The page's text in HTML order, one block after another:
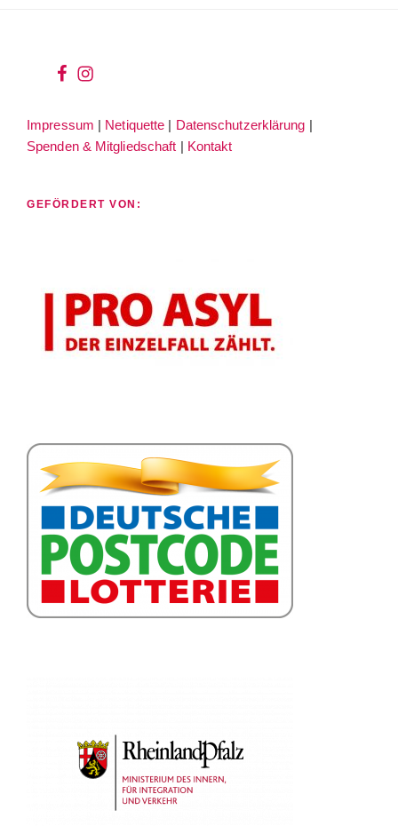
wir
facebook
wir
instagram
Impressum | Netiquette | Datenschutzerklärung |
Spenden & Mitgliedschaft | Kontakt
GEFÖRDERT VON: